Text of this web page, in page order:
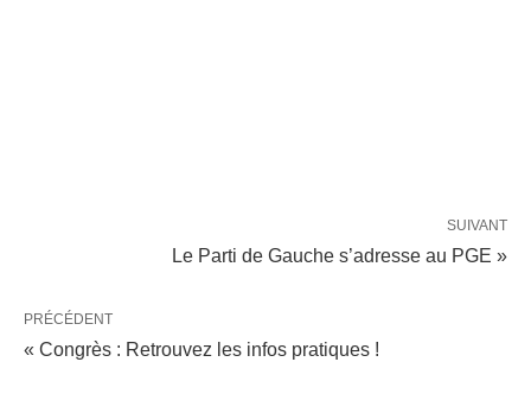
SUIVANT
Le Parti de Gauche s’adresse au PGE »
PRÉCÉDENT
« Congrès : Retrouvez les infos pratiques !